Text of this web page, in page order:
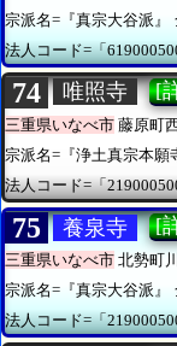
宗派名=『真宗大谷派』
法人コード=「
74 唯照寺 [
三重県いなべ市 藤原町
宗派名=『浄土真宗本願
法人コード=「
75 養泉寺 [
三重県いなべ市 北勢町
宗派名=『真宗大谷派』
法人コード=「